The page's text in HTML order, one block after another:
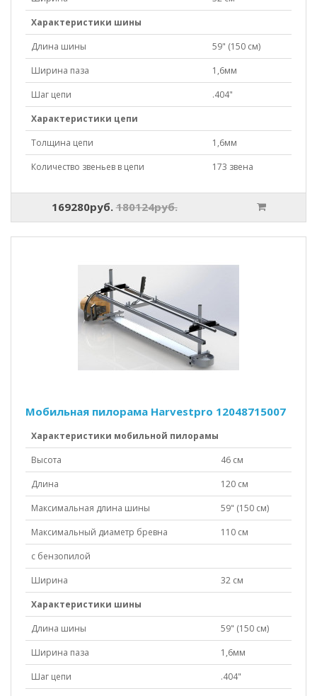
Характеристики шины
Длина шины
59" (150 см)
Ширина паза
1,6мм
Шаг цепи
.404"
Характеристики цепи
Толщина цепи
1,6мм
Количество звеньев в цепи
173 звена
169280руб. 180124руб.
Мобильная пилорама Harvestpro 12048715007
Характеристики мобильной пилорамы
Высота
46 см
Длина
120 см
Максимальная длина шины
59" (150 см)
Максимальный диаметр бревна
110 см
с бензопилой
Ширина
32 см
Характеристики шины
Длина шины
59" (150 см)
Ширина паза
1,6мм
Шаг цепи
.404"